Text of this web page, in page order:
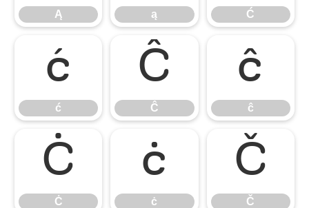
Ą ą Ć
ć
ć
Ĉ
Ĉ
ĉ
ĉ
Ċ
Ċ
ċ
ċ
Č
Č